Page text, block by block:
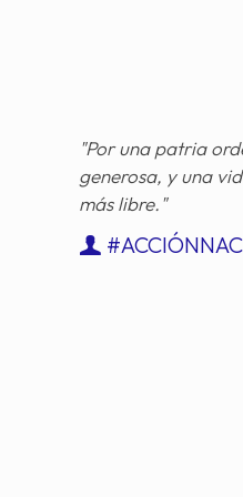
"Por una patria
generosa, y una
más libre."